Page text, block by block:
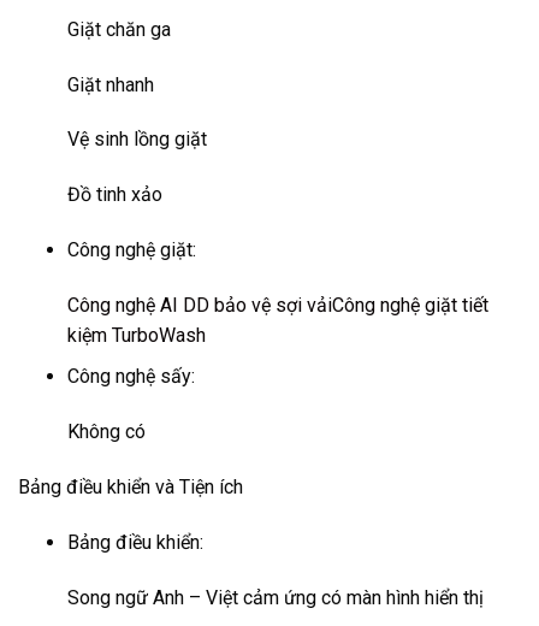
Giặt chăn ga
Giặt nhanh
Vệ sinh lồng giặt
Đồ tinh xảo
Công nghệ giặt:
Công nghệ AI DD bảo vệ sợi vảiCông nghệ giặt tiết
kiệm TurboWash
Công nghệ sấy:
Không có
Bảng điều khiển và Tiện ích
Bảng điều khiển:
Song ngữ Anh – Việt cảm ứng có màn hình hiển thị